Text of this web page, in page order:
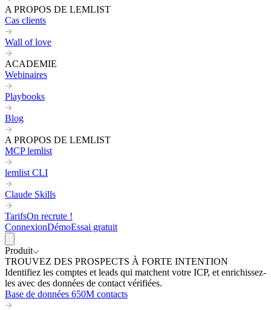
A PROPOS DE LEMLIST
Cas clients
Wall of love
ACADEMIE
Webinaires
Playbooks
Blog
A PROPOS DE LEMLIST
MCP lemlist
lemlist CLI
Claude Skills
TarifsOn recrute !
ConnexionDémoEssai gratuit
Produit
TROUVEZ DES PROSPECTS À FORTE INTENTION
Identifiez les comptes et leads qui matchent votre ICP, et enrichissez-
les avec des données de contact vérifiées.
Base de données 650M contacts